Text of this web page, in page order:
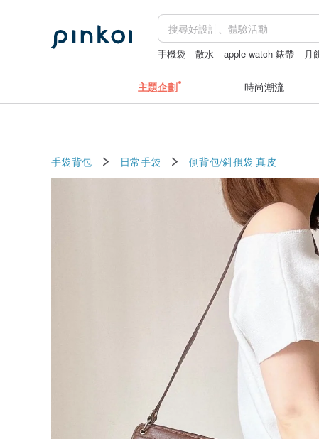
手機袋 散水 apple watch 錶帶 月
主題企劃 時尚潮流
手袋背包 日常手袋 側背包/斜孭袋 真皮